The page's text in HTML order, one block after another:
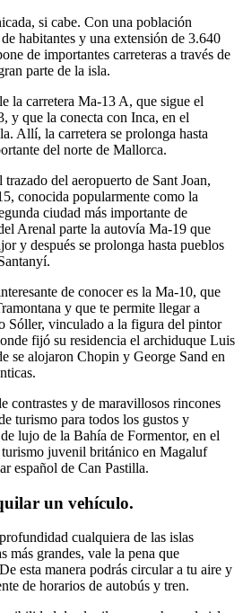
si cabe. Con una población
habitantes y una extensión de 3.640
de importantes carreteras a través de
parte de la isla.
la carretera Ma-13 A, que sigue el
y que la conecta con Inca, en el
Allí, la carretera se prolonga hasta
del norte de Mallorca.
del aeropuerto de Sant Joan,
conocida popularmente como la
ciudad más importante de
Arenal parte la autovía Ma-19 que
y después se prolonga hasta pueblos
de conocer es la Ma-10, que
y que te permite llegar a
Sóller, vinculado a la figura del pintor
fijó su residencia el archiduque Luis
se alojaron Chopin y George Sand en
contrastes y de maravillosos rincones
turismo para todos los gustos y
lujo de la Bahía de Formentor, en el
turismo juvenil británico en Magaluf
español de Can Pastilla.
un vehículo.
cualquiera de las islas
más grandes, vale la pena que
esta manera podrás circular a tu aire y
de horarios de autobús y tren.